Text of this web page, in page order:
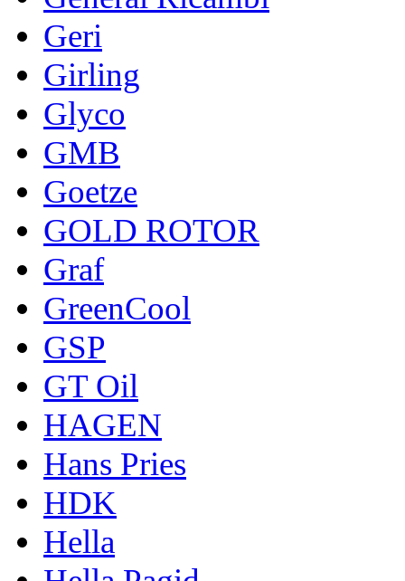
Geri
Girling
Glyco
GMB
Goetze
GOLD ROTOR
Graf
GreenCool
GSP
GT Oil
HAGEN
Hans Pries
HDK
Hella